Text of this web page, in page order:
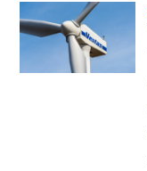
Billede